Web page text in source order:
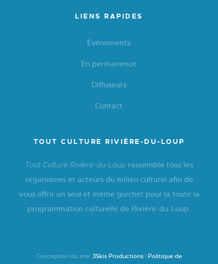
LIENS RAPIDES
Événements
En permanence
Diffuseurs
Contact
TOUT CULTURE RIVIÈRE-DU-LOUP
Tout Culture Rivière-du-Loup rassemble tous les
organismes et acteurs du milieu culturel afin de
vous offrir un seul et même guichet pour la toute la
programmation culturelle de Rivière-du-Loup.
Conception du site: 3Skis Productions | Politique de